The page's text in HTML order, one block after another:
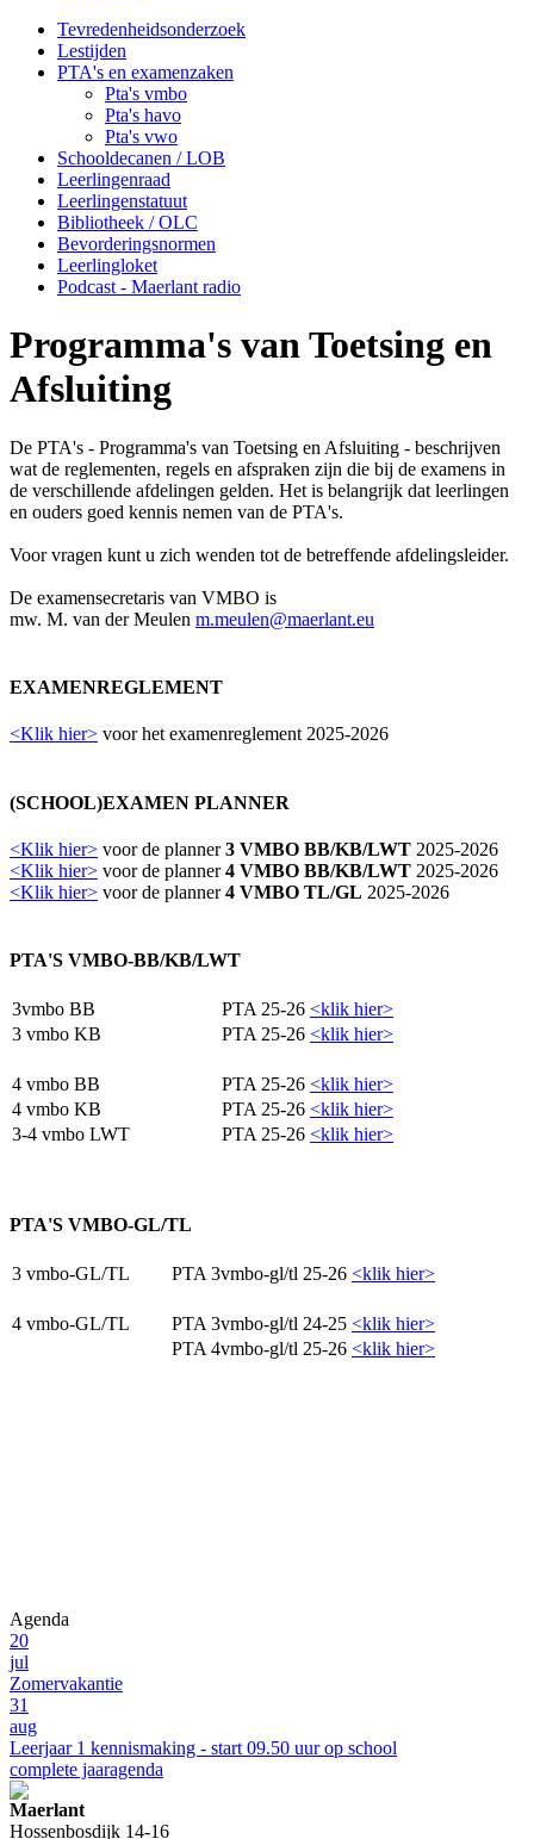
Tevredenheidsonderzoek
Lestijden
PTA's en examenzaken
Pta's vmbo
Pta's havo
Pta's vwo
Schooldecanen / LOB
Leerlingenraad
Leerlingenstatuut
Bibliotheek / OLC
Bevorderingsnormen
Leerlingloket
Podcast - Maerlant radio
Programma's van Toetsing en
Afsluiting
De PTA's - Programma's van Toetsing en Afsluiting - beschrijven
wat de reglementen, regels en afspraken zijn die bij de examens in
de verschillende afdelingen gelden. Het is belangrijk dat leerlingen
en ouders goed kennis nemen van de PTA's.
Voor vragen kunt u zich wenden tot de betreffende afdelingsleider.
De examensecretaris van VMBO is
mw. M. van der Meulen m.meulen@maerlant.eu
EXAMENREGLEMENT
<Klik hier> voor het examenreglement 2025-2026
(SCHOOL)EXAMEN PLANNER
<Klik hier> voor de planner3 VMBO BB/KB/LWT 2025-2026
<Klik hier> voor de planner4 VMBO BB/KB/LWT 2025-2026
<Klik hier> voor de planner4 VMBO TL/GL 2025-2026
PTA'S VMBO-BB/KB/LWT
3vmbo BB PTA 25-26 <klik hier>
3 vmbo KB
PTA 25-26 <klik hier>
4 vmbo BB PTA 25-26 <klik hier>
4 vmbo KB
PTA 25-26 <klik hier>
3-4 vmbo LWT
PTA 25-26 <klik hier>
PTA'S VMBO-GL/TL
3 vmbo-GL/TL PTA 3vmbo-gl/tl 25-26 <klik hier>
4 vmbo-GL/TL PTA 3vmbo-gl/tl 24-25 <klik hier>
PTA 4vmbo-gl/tl 25-26 <klik hier>
Agenda
20
jul
Zomervakantie
31
aug
Leerjaar 1 kennismaking - start 09.50 uur op school
complete jaaragenda
Maerlant
Hossenbosdijk 14-16